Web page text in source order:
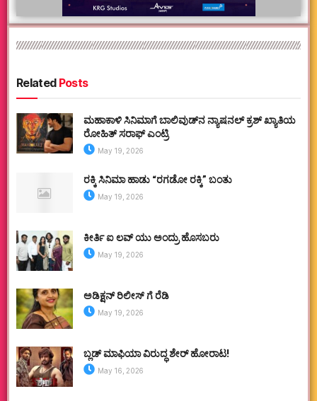
RelatedPosts
ಮಹಾಕಾಳಿ ಸಿನಿಮಾಗೆ ಬಾಲಿವುಡ್‌ನ ನ್ಯಾಷನಲ್ ಕ್ರಶ್ ಖ್ಯಾತಿಯ
ರೋಹಿತ್ ಸರಾಫ್ ಎಂಟ್ರಿ
May 19, 2026
ರಕ್ಕಿ ಸಿನಿಮಾ ಹಾಡು “ರಗಡೋ ರಕ್ಕಿ” ಬಂತು
May 19, 2026
ಕೀರ್ತಿ ಐ ಲವ್ ಯು ಅಂದ್ರು ಹೊಸಬರು
May 19, 2026
ಅಡಿಕ್ಷನ್ ರಿಲೀಸ್ ಗೆ ರೆಡಿ
May 19, 2026
ಬ್ಲಡ್ ಮಾಫಿಯಾ ವಿರುದ್ಧ ಶೇರ್ ಹೋರಾಟ!
May 16, 2026